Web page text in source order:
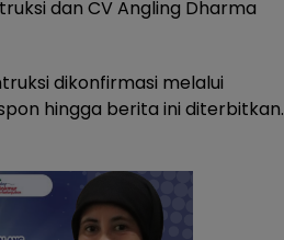
dan CV Angling Dharma
dikonfirmasi melalui
hingga berita ini diterbitkan.